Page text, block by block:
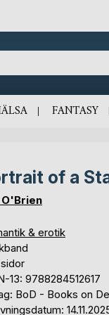
FANTASY
of a
O'Brien
& erotik
13: 9788284512617
BoD - Books on